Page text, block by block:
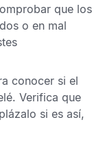
que los
o en mal
conocer si el
Verifica que
si es así,